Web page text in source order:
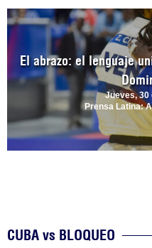
El abrazo: el lenguaje
Jueves, 30
Prensa Latina:
CUBA vs BLOQUEO